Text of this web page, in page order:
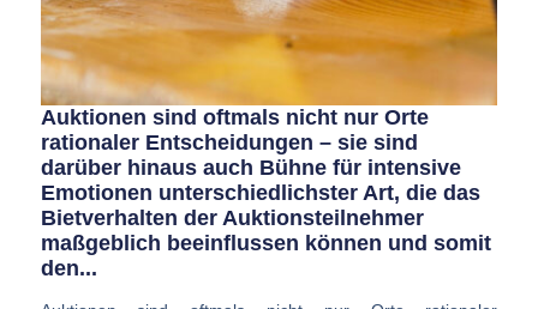
Auktionen sind oftmals nicht nur Orte
rationaler Entscheidungen – sie sind
darüber hinaus auch Bühne für intensive
Emotionen unterschiedlichster Art, die das
Bietverhalten der Auktionsteilnehmer
maßgeblich beeinflussen können und somit
den...